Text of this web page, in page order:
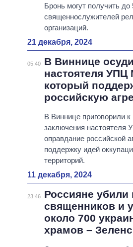
Бронь могут получить до
священнослужителей
организаций.
21 декабря, 2024
05:40
В Виннице
настоятеля УПЦ
который
российскую
В Виннице приговорили к
заключения
оправдание российской
поддержку идей
территорий.
11 декабря, 2024
23:46
Россияне убили
священников и
около 700
храмов –